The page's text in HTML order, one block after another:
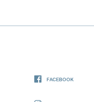
FACEBOOK